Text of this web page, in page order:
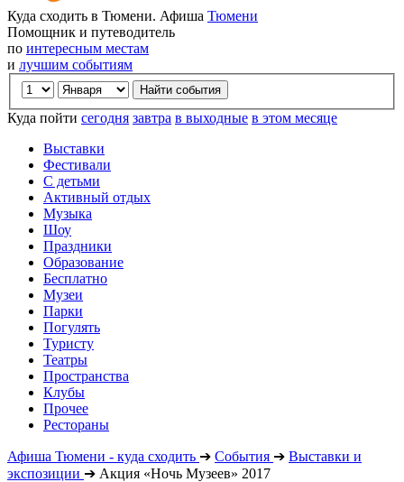
Куда сходить в Тюмени. Афиша Тюмени
Помощник и путеводитель
по интересным местам
и лучшим событиям
Куда пойти сегодня завтра в выходные в этом месяце
Выставки
Фестивали
С детьми
Активный отдых
Музыка
Шоу
Праздники
Образование
Бесплатно
Музеи
Парки
Погулять
Туристу
Театры
Пространства
Клубы
Прочее
Рестораны
Афиша Тюмени - куда сходить ➔ События ➔ Выставки и
экспозиции ➔ Акция «Ночь Музеев» 2017